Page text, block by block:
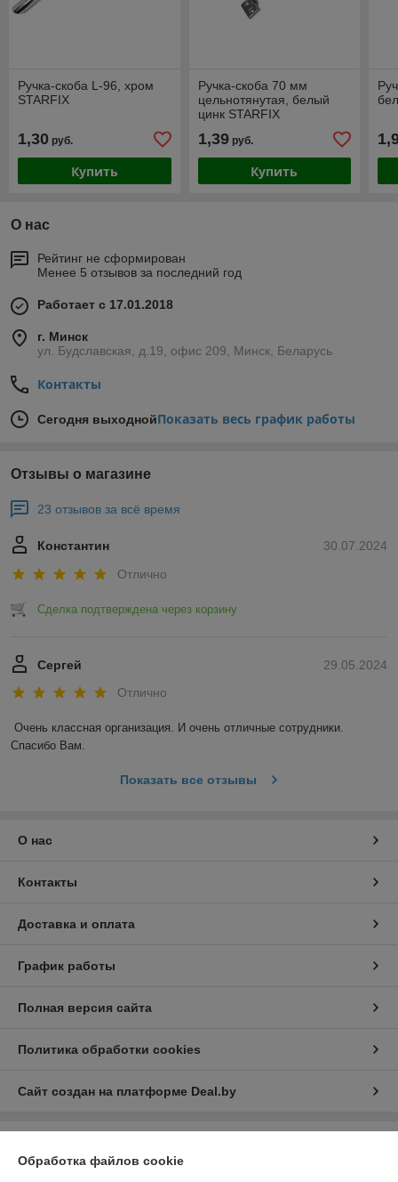
Ручка-скоба L-96, хром
STARFIX
1,30 руб.
Купить
Ручка-скоба 70 мм
цельнотянутая, белый
цинк STARFIX
1,39руб.
Купить
О нас
Рейтинг не сформирован
Менее 5 отзывов за последний год
Работает с 17.01.2018
г. Минск
ул. Будславская, д.19, офис 209, Минск, Беларусь
Контакты
Сегодня выходнойПоказать весь график работы
Отзывы о магазине
23 отзывов за всё время
30.07.2024
Константин
Отлично
Сделка подтверждена через корзину
29.05.2024
Сергей
Отлично
Очень классная организация. И очень отличные сотрудники.
Спасибо Вам.
Показать все отзывы
О нас
Контакты
Доставка и оплата
График работы
Полная версия сайта
Политика обработки cookies
Сайт создан на платформе Deal.by
Обработка файлов cookie